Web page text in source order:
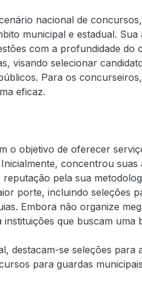
nacional de
municipal e estadual.
com a profundidade do
visando selecionar
Para os
eficaz.
o objetivo de oferecer
concentrou suas
pela sua
porte, incluindo seleções
Embora não organize
que buscam uma
destacam-se seleções para
para guardas